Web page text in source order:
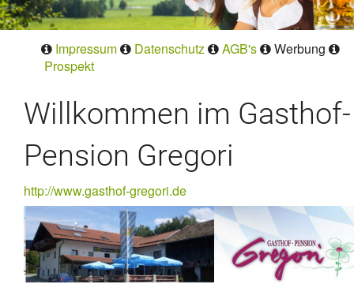
Orte
Impressum Datenschutz AGB's
Werbung
Prospekt
Willkommen im Gasthof-
Pension Gregori
http://www.gasthof-gregori.de